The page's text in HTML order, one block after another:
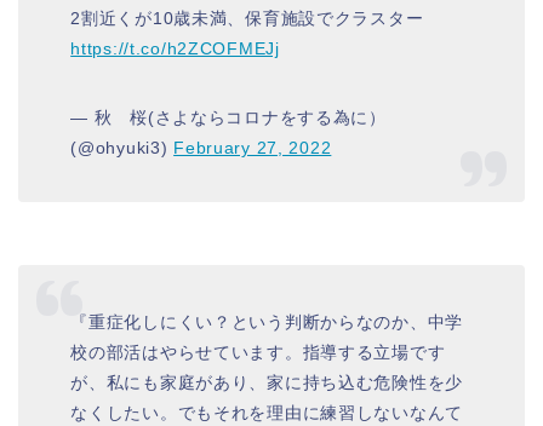
2割近くが10歳未満、保育施設でクラスター
https://t.co/h2ZCOFMEJj
— 秋 桜(さよならコロナをする為に）
(@ohyuki3) February 27, 2022
『重症化しにくい？という判断からなのか、中学
校の部活はやらせています。指導する立場です
が、私にも家庭があり、家に持ち込む危険性を少
なくしたい。でもそれを理由に練習しないなんて